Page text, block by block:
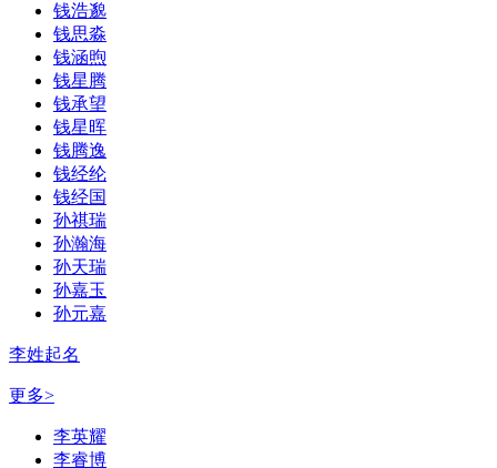
钱浩邈
钱思淼
钱涵煦
钱星腾
钱承望
钱星晖
钱腾逸
钱经纶
钱经国
孙祺瑞
孙瀚海
孙天瑞
孙嘉玉
孙元嘉
李姓起名
更多>
李英耀
李睿博